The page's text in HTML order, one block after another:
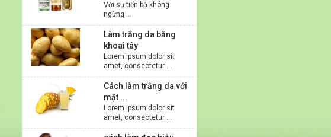
Với sự tiến bộ không
ngừng ...
Làm trắng da bằng
khoai tây
Lorem ipsum dolor sit
amet, consectetur ...
Cách làm trắng da với
mặt ...
Lorem ipsum dolor sit
amet, consectetur ...